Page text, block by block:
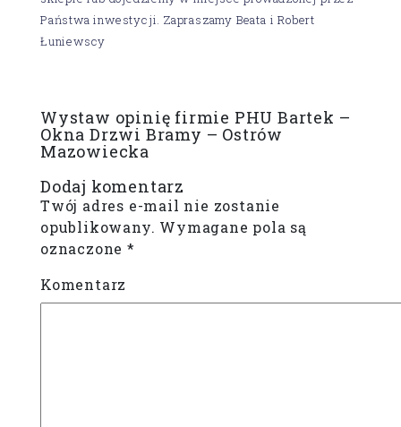
Państwa inwestycji. Zapraszamy Beata i Robert
Łuniewscy
Wystaw opinię firmie PHU Bartek –
Okna Drzwi Bramy – Ostrów
Mazowiecka
Dodaj komentarz
Twój adres e-mail nie zostanie
opublikowany. Wymagane pola są
oznaczone*
Komentarz